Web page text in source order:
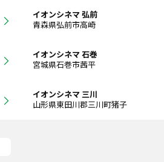
イオンシネマ 弘前
青森県弘前市高崎
イオンシネマ 石巻
宮城県石巻市茜平
イオンシネマ 三川
山形県東田川郡三川町猪子